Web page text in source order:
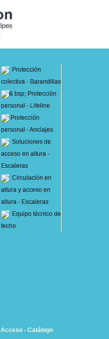
Protección
colectiva - Barandillas
& bsp; Protección
personal - Lifeline
Protección
personal - Anclajes
Soluciones de
acceso en altura -
Escaleras
Circulación en
altura y acceso en
altura - Escaleras
Equipo técnico de
techo
Acceso- Catálogo